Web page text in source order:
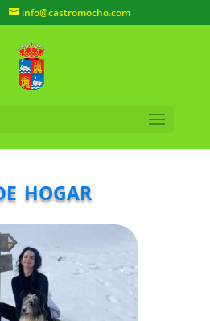
info@castromocho.com
hogar